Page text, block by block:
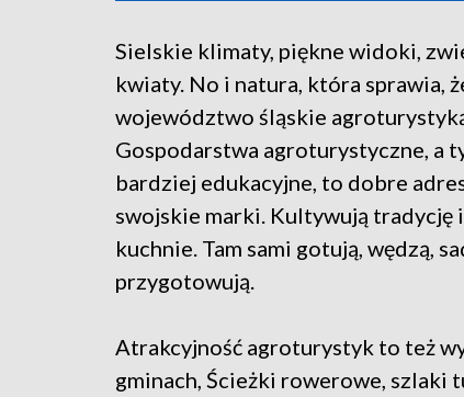
Sielskie klimaty, piękne widoki,
kwiaty. No i natura, która sprawia,
województwo śląskie
Gospodarstwa agroturystyczne, a
bardziej edukacyjne, to dobre
swojskie marki. Kultywują tradycję
kuchnie. Tam sami gotują, wędzą,
przygotowują.
Atrakcyjność agroturystyk to też
gminach, Ścieżki rowerowe, szlaki